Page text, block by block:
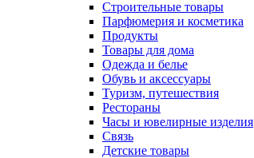
Строительные товары
Парфюмерия и косметика
Продукты
Товары для дома
Одежда и белье
Обувь и аксессуары
Туризм, путешествия
Рестораны
Часы и ювелирные изделия
Связь
Детские товары